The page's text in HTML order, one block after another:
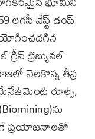
లెగసీ వేస్ట్ డంప్‌
ట్రిబ్యునల్
నెలకొన్న తీవ్ర
రూల్స్,
ప్రయోజనాలతో